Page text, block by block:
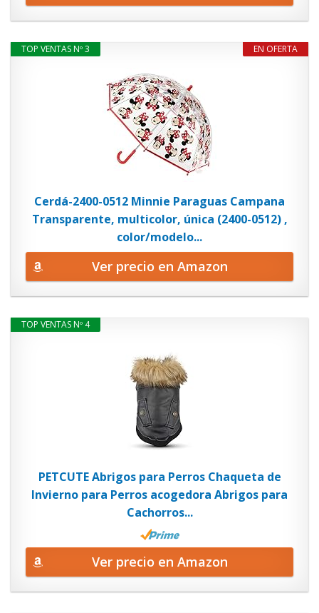
EN OFERTA
TOP VENTAS Nº 3
Cerdá-2400-0512 Minnie Paraguas Campana
Transparente, multicolor, única (2400-0512) ,
color/modelo...
Ver precio en Amazon
TOP VENTAS Nº 4
PETCUTE Abrigos para Perros Chaqueta de
Invierno para Perros acogedora Abrigos para
Cachorros...
Ver precio en Amazon